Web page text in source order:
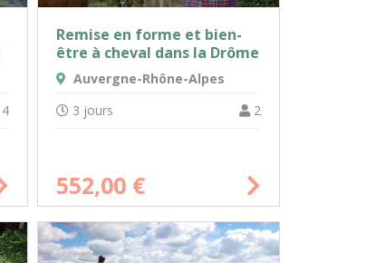
Remise en forme et bien-
être à cheval dans la Drôme
Auvergne-Rhône-Alpes
3 jours
2
552,00 €